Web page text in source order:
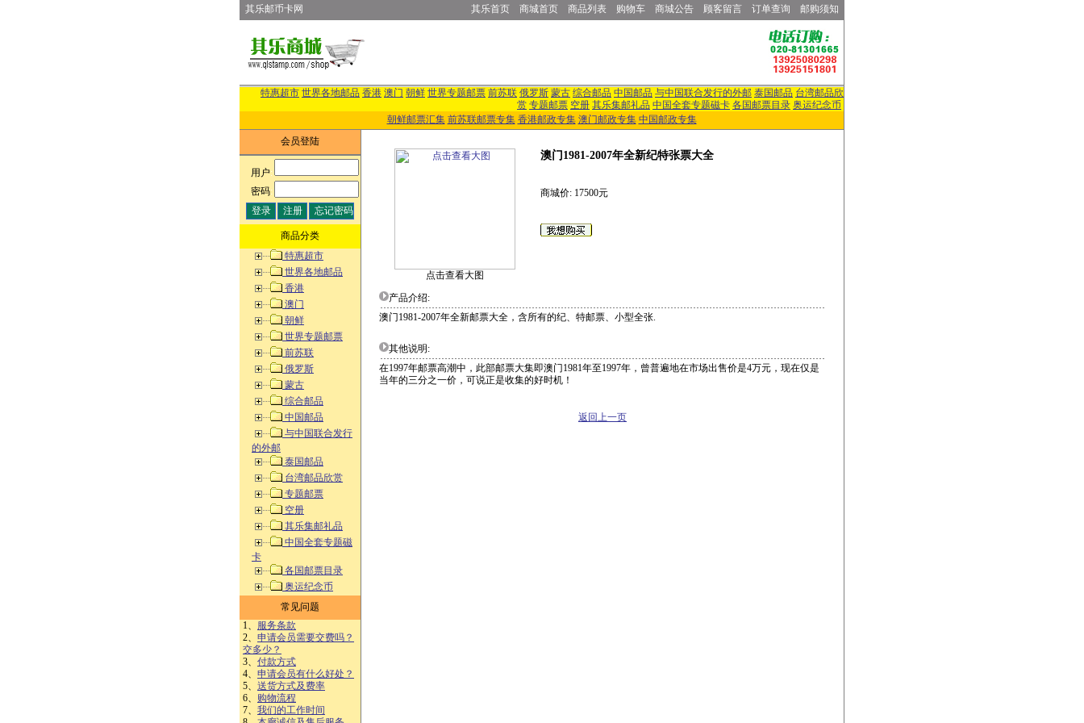
其乐邮币卡网 其乐首页 商城首页 商品列表 购物车 商城公告 顾客留言 订单查询 邮购须知
特惠超市 世界各地邮品 香港 澳门 朝鲜 世界专题邮票 前苏联 俄罗斯 蒙古 综合邮品 中国邮品 与中国联合发行的外邮 泰国邮品 台湾邮品欣
赏 专题邮票 空册 其乐集邮礼品 中国全套专题磁卡 各国邮票目录 奥运纪念币
朝鲜邮票汇集 前苏联邮票专集 香港邮政专集 澳门邮政专集 中国邮政专集
会员登陆
用户:
密码:
商品分类
特惠超市
世界各地邮品
香港
澳门
朝鲜
世界专题邮票
前苏联
俄罗斯
蒙古
综合邮品
中国邮品
与中国联合发行
的外邮
泰国邮品
台湾邮品欣赏
专题邮票
空册
其乐集邮礼品
中国全套专题磁
卡
各国邮票目录
奥运纪念币
常见问题
1、 服务条款
2、 申请会员需要交费吗？
交多少？
3、 付款方式
4、 申请会员有什么好处？
5、 送货方式及费率
6、 购物流程
7、 我们的工作时间
点击查看大图
澳门1981-2007年全新纪特张票大全
商城价: 17500元
产品介绍:
澳门1981-2007年全新邮票大全，含所有的纪、特邮票、小型全张.
其他说明:
在1997年邮票高潮中，此部邮票大集即澳门1981年至1997年，曾普遍地在市场出售价是4万元，现在仅是
当年的三分之一价，可说正是收集的好时机！
返回上一页